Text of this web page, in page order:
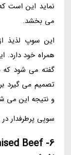
نماید این است
می بخشد.
این سوپ لذیذ
گفته می شود که
تصمیم می گیرد
و نتیجه این می
سوپی پرطرفدار